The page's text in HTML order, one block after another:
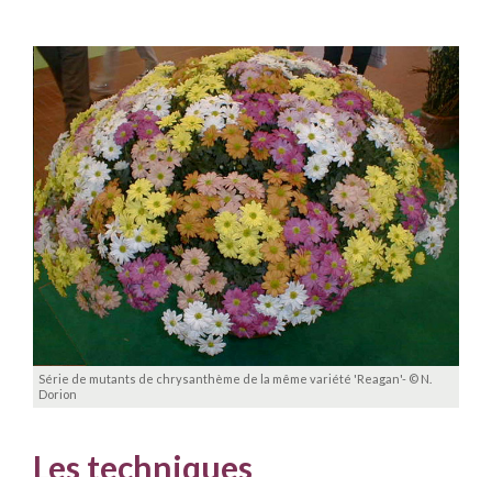
Série de mutants de chrysanthème de la même variété 'Reagan'- © N.
Dorion
Les techniques